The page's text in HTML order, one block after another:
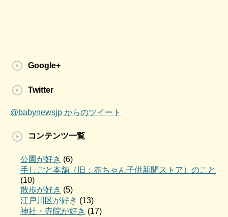
Google+
Twitter
@babynewsjp からのツイート
コンテンツ一覧
公園が好き (6)
手しごと本舗（旧：赤ちゃん子供新聞ストア）のこと
(10)
散歩が好き (5)
江戸川区が好き (13)
神社・寺院が好き (17)